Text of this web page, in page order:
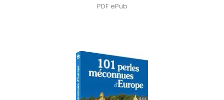
PDF ePub